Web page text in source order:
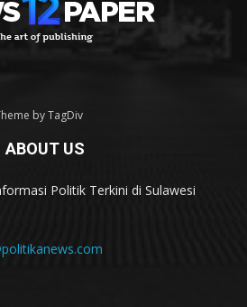
by TagDiv
ABOUT US
Politik Terkini di Sulawesi